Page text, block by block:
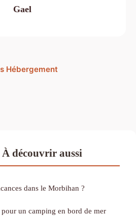
Gael
Hébergement
découvrir aussi
dans le Morbihan ?
un camping en bord de mer